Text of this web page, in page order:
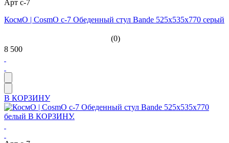
Арт c-7
КосмО | CosmO c-7 Обеденный стул Bande 525х535х770 серый
(0)
8 500
В КОРЗИНУ